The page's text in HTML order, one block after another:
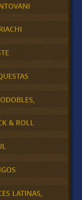
& ROLL
LATINAS,